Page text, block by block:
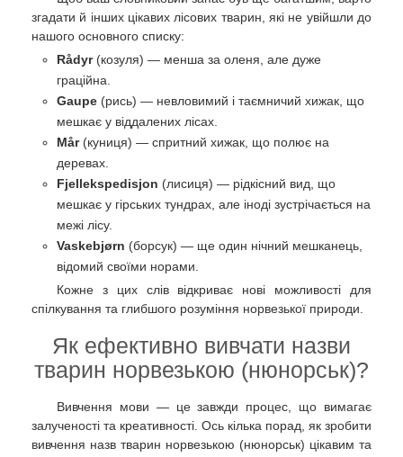
згадати й інших цікавих лісових тварин, які не увійшли до
нашого основного списку:
Rådyr(козуля) — менша за оленя, але дуже
граційна.
Gaupe (рись) — невловимий і таємничий хижак, що
мешкає у віддалених лісах.
Mår(куниця) — спритний хижак, що полює на
деревах.
Fjellekspedisjon (лисиця) — рідкісний вид, що
мешкає у гірських тундрах, але іноді зустрічається на
межі лісу.
Vaskebjørn (борсук) — ще один нічний мешканець,
відомий своїми норами.
Кожне з цих слів відкриває нові можливості для
спілкування та глибшого розуміння норвезької природи.
Як ефективно вивчати назви
тварин норвезькою (нюнорськ)?
Вивчення мови — це завжди процес, що вимагає
залученості та креативності. Ось кілька порад, як зробити
вивчення назв тварин норвезькою (нюнорськ) цікавим та